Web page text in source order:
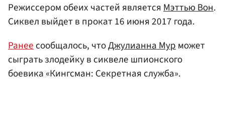
Режиссером обеих частей являетсяМэттью Вон.
Сиквел выйдет в прокат 16 июня 2017 года.
Ранее сообщалось, чтоДжулианна Мур может
сыграть злодейку в сиквеле шпионского
боевика «Кингсман: Секретная служба».